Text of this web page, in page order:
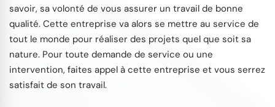
savoir, sa volonté de vous assurer un travail de bonne
qualité. Cette entreprise va alors se mettre au service de
tout le monde pour réaliser des projets quel que soit sa
nature. Pour toute demande de service ou une
intervention, faites appel à cette entreprise et vous serrez
satisfait de son travail.